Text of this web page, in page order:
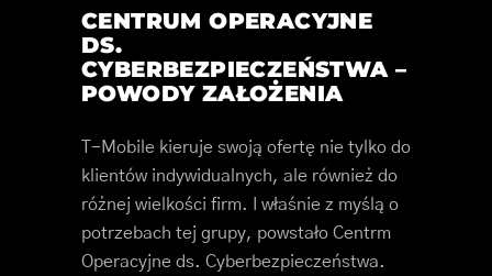
CENTRUM OPERACYJNE
DS.
CYBERBEZPIECZEŃSTWA –
POWODY ZAŁOŻENIA
T-Mobile kieruje swoją ofertę nie tylko do
klientów indywidualnych, ale również do
różnej wielkości firm. I właśnie z myślą o
potrzebach tej grupy, powstało Centrm
Operacyjne ds. Cyberbezpieczeństwa.